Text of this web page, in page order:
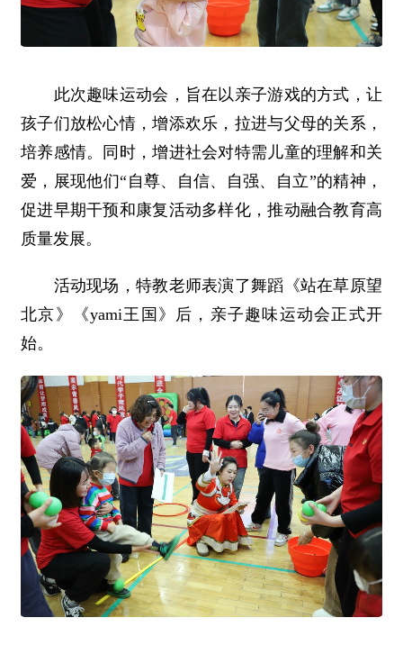
此次趣味运动会，旨在以亲子游戏的方式，让
孩子们放松心情，增添欢乐，拉进与父母的关系，
培养感情。同时，增进社会对特需儿童的理解和关
爱，展现他们“自尊、自信、自强、自立”的精神，
促进早期干预和康复活动多样化，推动融合教育高
质量发展。
活动现场，特教老师表演了舞蹈《站在草原望
北京》《yami王国》后，亲子趣味运动会正式开
始。